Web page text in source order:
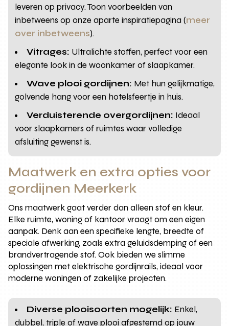
leveren op privacy. Toon voorbeelden van
inbetweens op onze aparte inspiratiepagina (meer
over inbetweens).
Vitrages: Ultralichte stoffen, perfect voor een
elegante look in de woonkamer of slaapkamer.
Wave plooi gordijnen: Met hun gelijkmatige,
golvende hang voor een hotelsfeertje in huis.
Verduisterende overgordijnen: Ideaal
voor slaapkamers of ruimtes waar volledige
afsluiting gewenst is.
Maatwerk en extra opties voor
gordijnen Meerkerk
Ons maatwerk gaat verder dan alleen stof en kleur.
Elke ruimte, woning of kantoor vraagt om een eigen
aanpak. Denk aan een specifieke lengte, breedte of
speciale afwerking, zoals extra geluidsdemping of een
brandvertragende stof. Ook bieden we slimme
oplossingen met elektrische gordijnrails, ideaal voor
moderne woningen of zakelijke projecten.
Diverse plooisoorten mogelijk: Enkel,
dubbel, triple of wave plooi afgestemd op jouw